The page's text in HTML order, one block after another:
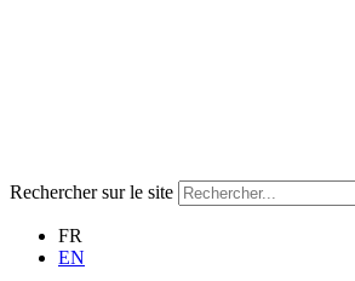
Rechercher sur le site
FR
EN